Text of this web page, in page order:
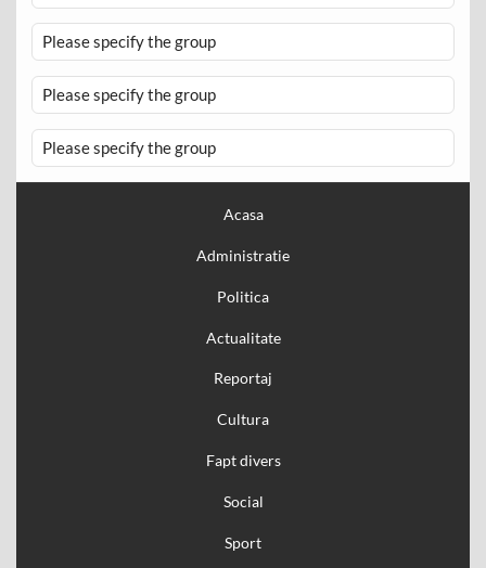
Please specify the group
Please specify the group
Please specify the group
Acasa
Administratie
Politica
Actualitate
Reportaj
Cultura
Fapt divers
Social
Sport